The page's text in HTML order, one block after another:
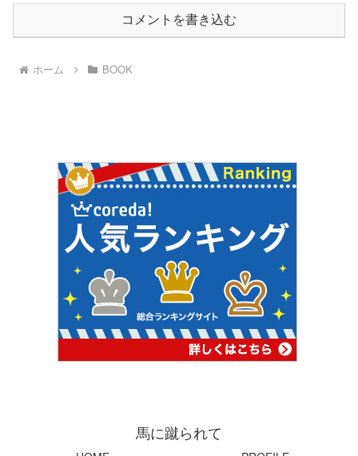
コメントを書き込む
ホーム BOOK
馬に蹴られて